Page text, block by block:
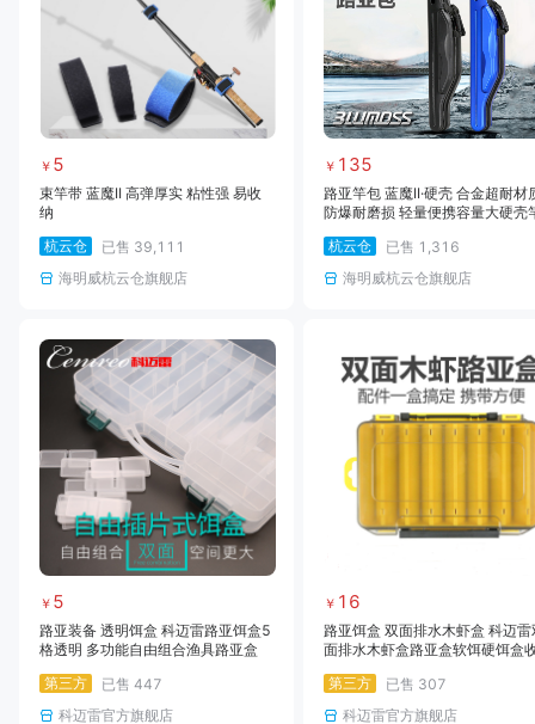
￥ 5
束竿带 蓝魔II 高弹厚实 粘性强 易收
纳
杭云仓
已售 39,111
海明威杭云仓旗舰店
￥ 135
路亚竿包 蓝魔II·硬壳 合金超耐材
防爆耐磨损 轻量便携容量大硬壳
杭云仓
已售 1,316
海明威杭云仓旗舰店
￥ 5
路亚装备 透明饵盒 科迈雷路亚饵盒5
格透明 多功能自由组合渔具路亚盒
第三方
已售 447
科迈雷官方旗舰店
￥ 16
路亚饵盒 双面排水木虾盒 科迈雷
面排水木虾盒路亚盒软饵硬饵盒
第三方
已售 307
科迈雷官方旗舰店